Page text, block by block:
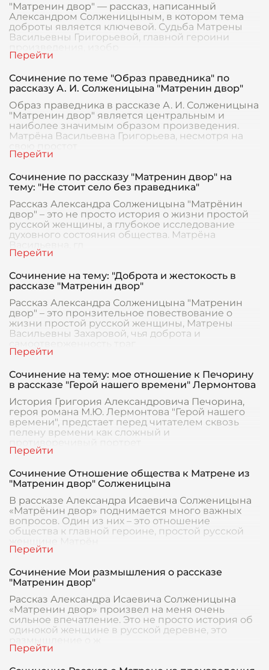
"Матренин двор" — рассказ, написанный
Александром Солженицыным, в котором тема
доброты является ключевой. Судьба Матрены
Васильевны Григорьевой, главной героини
произведения, изобр
Сочинение по теме "Образ праведника" по
рассказу А. И. Солженицына "Матренин двор"
Образ праведника в рассказе А. И. Солженицына
"Матренин двор" является центральным и
наиболее значимым образом произведения.
Матрёна Васильевна Григорьева, несмотря на
Сочинение по рассказу "Матренин двор" на
тему: "Не стоит село без праведника"
Рассказ Александра Солженицына "Матрёнин
двор" – это не просто история о жизни простой
русской женщины, а глубокое исследование
духовного состояния общества. Матрёна
Васильевна, гл
Сочинение на тему: "Доброта и жестокость в
рассказе "Матренин двор"
Рассказ Александра Солженицына "Матренин
двор" – это пронзительное повествование о
жизни простой русской женщины, Матрены
Васильевны Захаровой, чья доброта и
Сочинение на тему: мое отношение к Печорину
в рассказе "Герой нашего времени" Лермонтова
История Григория Александровича Печорина,
героя романа М.Ю. Лермонтова "Герой нашего
времени", предстает перед читателем сквозь
пелену времени как сложный и
Сочинение Отношение общества к Матрене из
"Матренин двор" Солженицына
В рассказе Александра Исаевича Солженицына
«Матрёнин двор» поднимается много важных
вопросов. Один из них – это отношение
общества к главной героине, простой русской
женщине Матрён
Сочинение Мои размышления о рассказе
"Матренин двор"
Рассказ Александра Исаевича Солженицына
«Матренин двор» произвел на меня очень
сильное впечатление. Это не просто история об
одинокой женщине в русской деревне, это